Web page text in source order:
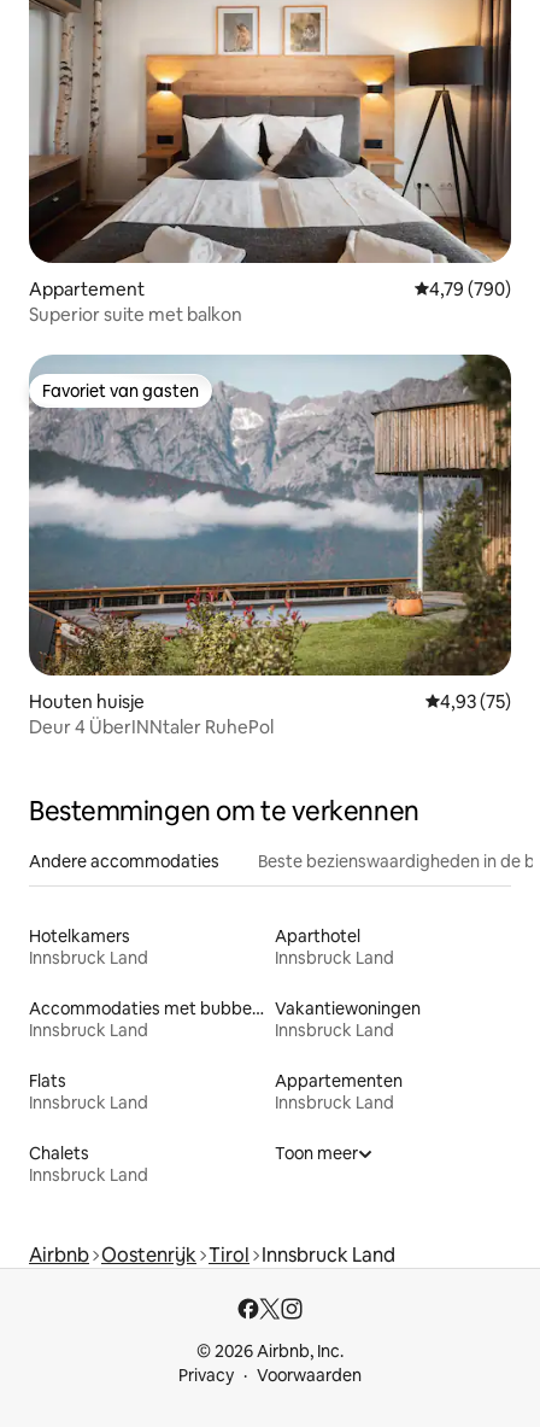
Appartement Gemiddelde
4,79 (790)
Superior suite met balkon
Favoriet van gasten
Favoriet van gasten
Houten huisje Gemiddelde
4,93 (75)
Deur 4 ÜberINNtaler RuhePol
Bestemmingen om te verkennen
Andere accommodaties Beste bezienswaardigheden in de
Hotelkamers
Innsbruck Land
Aparthotel
Innsbruck Land
Accommodaties met bubbelbad
Innsbruck Land
Vakantiewoningen
Innsbruck Land
Flats
Innsbruck Land
Appartementen
Innsbruck Land
Chalets
Innsbruck Land
Toon meer
Airbnb Oostenrijk Tirol Innsbruck Land
© 2026 Airbnb, Inc.
Privacy
Voorwaarden